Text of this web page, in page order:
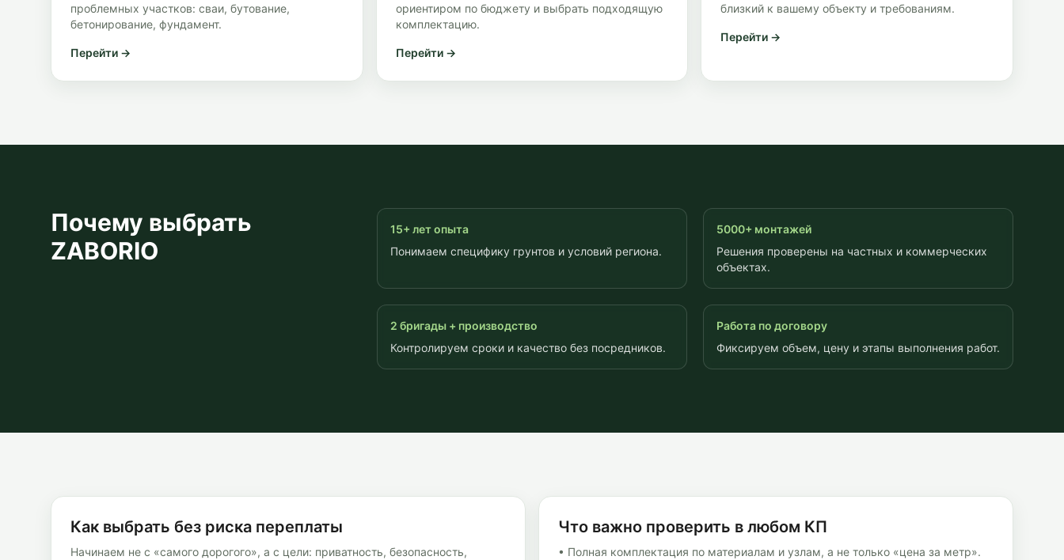
проблемных участков: сваи, бутование,
бетонирование, фундамент.
Перейти →
ориентиром по бюджету и выбрать подходящую
комплектацию.
Перейти →
близкий к вашему объекту и требованиям.
Перейти →
Почему выбрать
ZABORIO
15+ лет опыта
Понимаем специфику грунтов и условий региона.
5000+ монтажей
Решения проверены на частных и коммерческих
объектах.
2 бригады + производство
Контролируем сроки и качество без посредников.
Работа по договору
Фиксируем объем, цену и этапы выполнения работ.
Как выбрать без риска переплаты
Начинаем не с «самого дорогого», а с цели: приватность, безопасность,
Что важно проверить в любом КП
• Полная комплектация по материалам и узлам, а не только «цена за метр».